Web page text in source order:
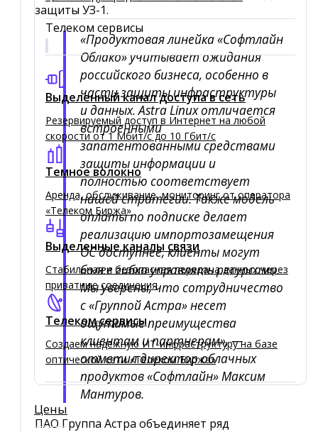
Телеком сервисы
Выделенный канал доступа в сеть
Резервируемый доступ в Интернет на любой
скорости от 1 Мбит/с до 10 Гбит/с
Темное волокно
Аренда, обслуживание, мониторинг от оператора
«Телеком Биржа»
Выделенные каналы связи
Стабильная и безопасная передача данных через
приватные соединения
Телеком сервисы
Создаем надежную ИТ-инфраструктуру на базе
оптической сети «Телеком Биржа»
Цены
защиты УЗ-1.
«Продуктовая линейка «Софтлайн
Облако» учитывает ожидания
российского бизнеса, особенно в
части защиты инфраструктуры
и данных. Astra Linux отличается
встроенными
запатентованными средствами
защиты информации и
полностью соответствует
нашей стратегии. Также модель
оплаты по подписке делает
реализацию импортозамещения
ОС доступнее, клиенты могут
более гибко управлять ресурсами.
Мы уверены, что сотрудничество
с «Группой Астра» несет
ощутимые преимущества
клиентам и партнерам», —
отметил директор облачных
продуктов «Софтлайн» Максим
Мантуров.
ПАО Группа Астра объединяет ряд